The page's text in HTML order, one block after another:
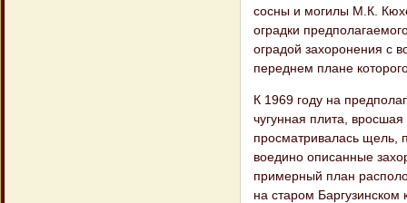
сосны и могилы М.К.
оградки
оградой захоронения с
переднем плане
К 1969 году на
чугунная плита,
просматривалась щель,
воедино описанные
примерный план
на старом